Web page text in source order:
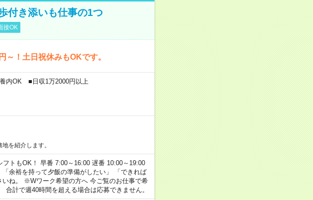
付き添いも仕事の1つ
接OK
！土日祝休みもOKです。
内OK ■日収1万2000円以上
を紹介します。
トもOK！ 早番 7:00～16:00 遅番 10:00～19:00
余裕を持って夕飯の準備がしたい」 「できれば
ね。 ※Wワーク希望の方へ 今ご覧のお仕事で希
計で週40時間を超える場合は応募できません。